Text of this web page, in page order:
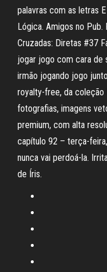
palavras com as letras
Lógica. Amigos no Pub.
Cruzadas: Diretas #37
jogar jogo com cara de
irmão jogando jogo
royalty-free, da
fotografias, imagens
premium, com alta
capítulo 92 – terça-
nunca vai perdoá-la.
de Íris.